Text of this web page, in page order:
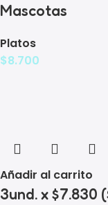
Mascotas
Platos
$8.700
Añadir al carrito
3und. x $7.830